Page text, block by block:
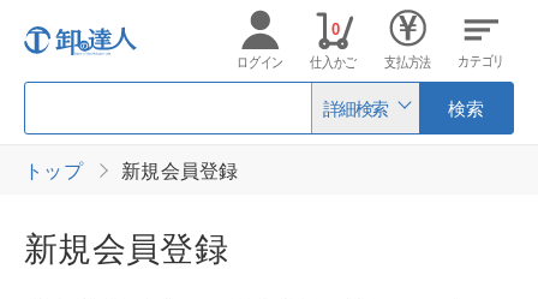
詳細検索 検索
ログイン 仕入かご
0
支払方法 カテゴリ
トップ 新規会員登録
新規会員登録